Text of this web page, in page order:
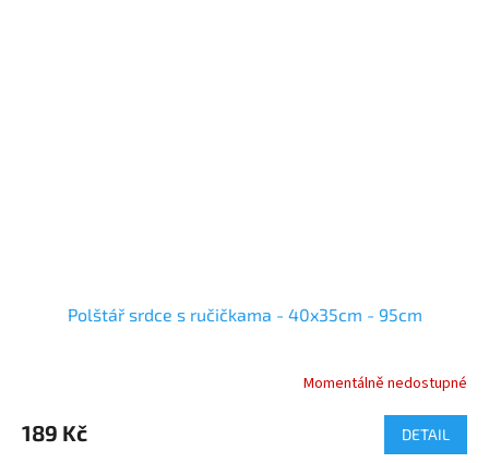
Polštář srdce s ručičkama - 40x35cm - 95cm
produktu
je
Momentálně nedostupné
189 Kč DETAIL